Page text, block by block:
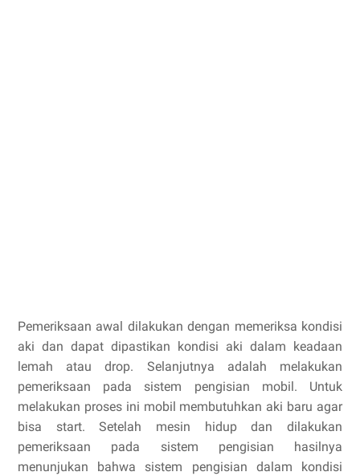
Pemeriksaan awal dilakukan dengan memeriksa kondisi
aki dan dapat dipastikan kondisi aki dalam keadaan
lemah atau drop. Selanjutnya adalah melakukan
pemeriksaan pada sistem pengisian mobil. Untuk
melakukan proses ini mobil membutuhkan aki baru agar
bisa start. Setelah mesin hidup dan dilakukan
pemeriksaan pada sistem pengisian hasilnya
menunjukan bahwa sistem pengisian dalam kondisi